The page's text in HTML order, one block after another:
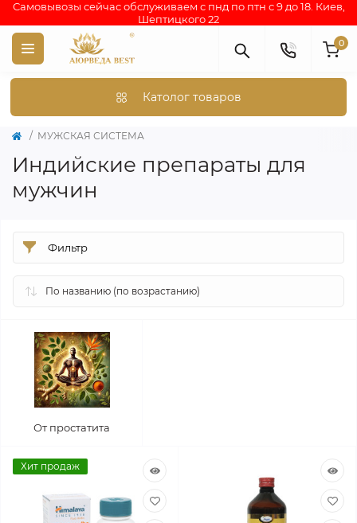
Самовывозы сейчас обслуживаем с пнд по птн с 9 до 18. Киев,
Шептицкого 22
0
Католог товаров
МУЖСКАЯ СИСТЕМА
Индийские препараты для
мужчин
Фильтр
От простатита
Хит продаж